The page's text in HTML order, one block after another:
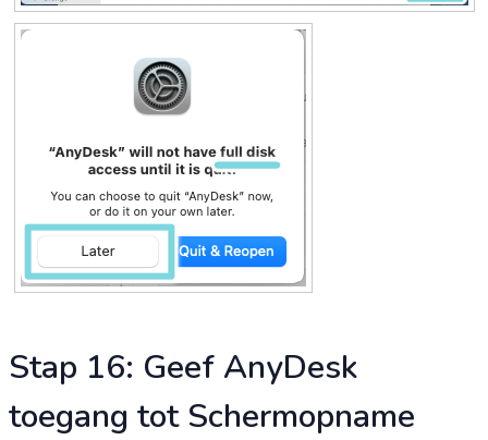
Stap 16: Geef AnyDesk
toegang tot Schermopname